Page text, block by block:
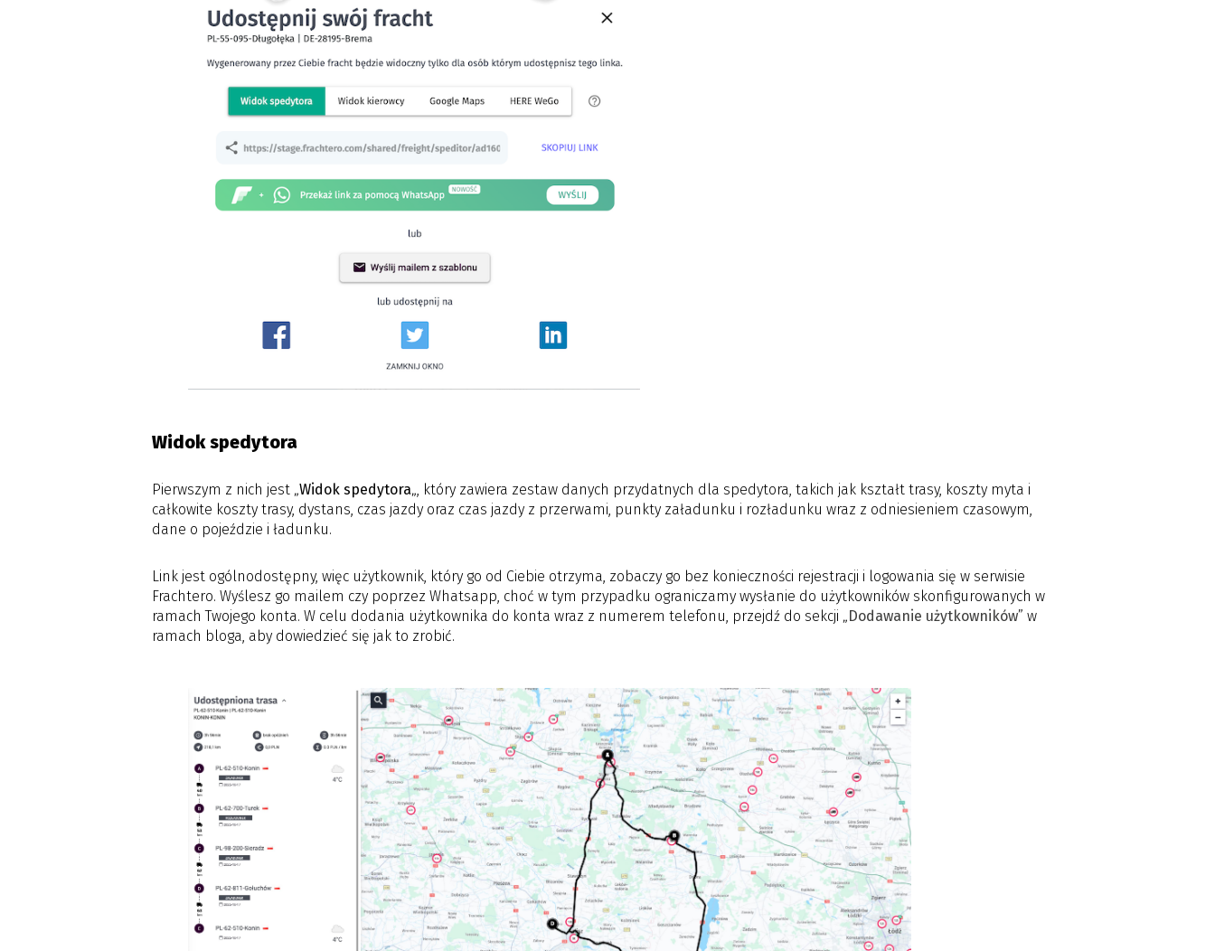
Widok spedytora
Pierwszym z nich jest „Widok spedytora„, który zawiera zestaw danych przydatnych dla spedytora, takich jak kształt trasy, koszty myta i
całkowite koszty trasy, dystans, czas jazdy oraz czas jazdy z przerwami, punkty załadunku i rozładunku wraz z odniesieniem czasowym,
dane o pojeździe i ładunku.
Link jest ogólnodostępny, więc użytkownik, który go od Ciebie otrzyma, zobaczy go bez konieczności rejestracji i logowania się w serwisie
Frachtero. Wyślesz go mailem czy poprzez Whatsapp, choć w tym przypadku ograniczamy wysłanie do użytkowników skonfigurowanych w
ramach Twojego konta. W celu dodania użytkownika do konta wraz z numerem telefonu, przejdź do sekcji „Dodawanie użytkowników” w
ramach bloga, aby dowiedzieć się jak to zrobić.